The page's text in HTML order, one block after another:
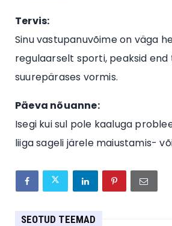
Tervis:
Sinu vastupanuvõime on väga
regulaarselt sporti, peaksid end
suurepärases vormis.
Päeva nõuanne:
Isegi kui sul pole kaaluga
liiga sageli järele maiustamis-
SEOTUD TEEMAD